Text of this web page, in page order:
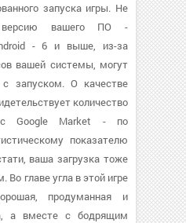
запуска игры. Не
версию вашего ПО -
- 6 и выше, из-за
вашей системы, могут
запуском. О качестве
количество
с Google Market - по
показателю
ваша загрузка тоже
Во главе угла в этой игре
продуманная и
а вместе с бодрящим